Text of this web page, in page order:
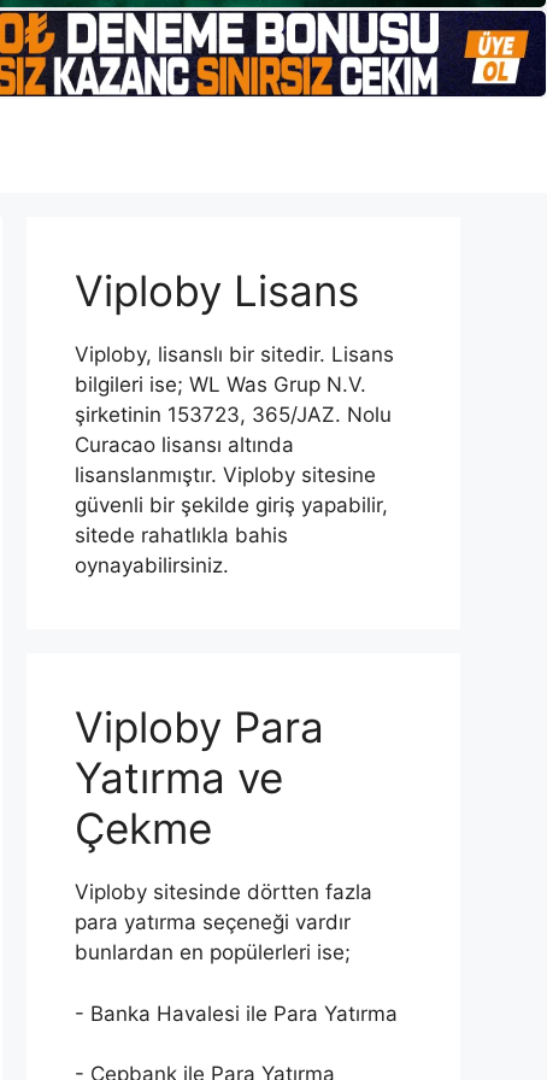
Viploby Lisans
Viploby, lisanslı bir sitedir. Lisans
bilgileri ise; WL Was Grup N.V.
şirketinin 153723, 365/JAZ. Nolu
Curacao lisansı altında
lisanslanmıştır. Viploby sitesine
güvenli bir şekilde giriş yapabilir,
sitede rahatlıkla bahis
oynayabilirsiniz.
Viploby Para
Yatırma ve
Çekme
Viploby sitesinde dörtten fazla
para yatırma seçeneği vardır
bunlardan en popülerleri ise;
- Banka Havalesi ile Para Yatırma
- Cepbank ile Para Yatırma